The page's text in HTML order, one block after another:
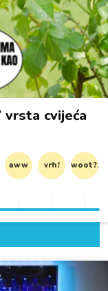
vrsta cvijeća
aww vrh! woot?!